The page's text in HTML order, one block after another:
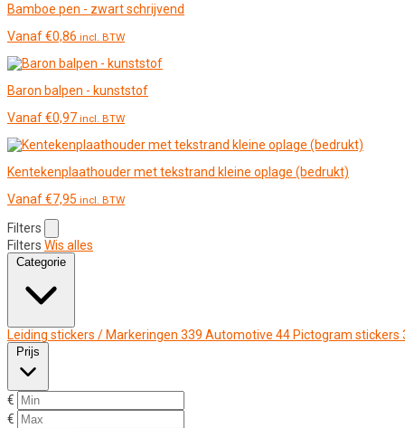
Bamboe pen - zwart schrijvend
Vanaf€0,86 incl. BTW
Baron balpen - kunststof
Vanaf€0,97 incl. BTW
Kentekenplaathouder met tekstrand kleine oplage (bedrukt)
Vanaf€7,95 incl. BTW
Filters
Filters Wis alles
Categorie
Leiding stickers / Markeringen 339 Automotive 44 Pictogram stickers
Prijs
€
€